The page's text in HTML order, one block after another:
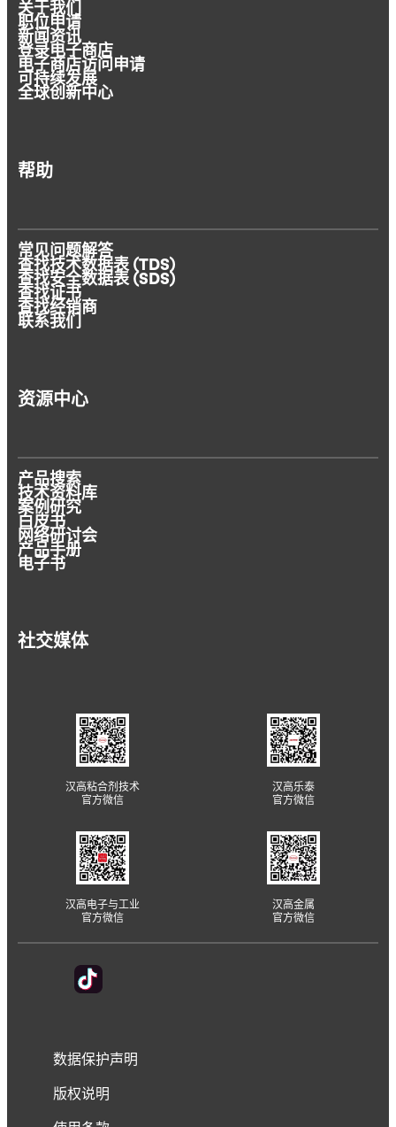
关于我们
职位申请
新闻资讯
登录电子商店
电子商店访问申请
可持续发展
全球创新中心
帮助
常见问题解答
查找技术数据表 (TDS)
查找安全数据表 (SDS)
查找证书
查找经销商
联系我们
资源中心
产品搜索
技术资料库
案例研究
白皮书
网络研讨会
产品手册
电子书
社交媒体
汉高粘合剂技术
官方微信
汉高乐泰
官方微信
汉高电子与工业
官方微信
汉高金属
官方微信
数据保护声明
版权说明